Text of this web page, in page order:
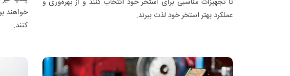
عملکرد بهتر استخر خود لذت ببرند.
خواهند
کنند.